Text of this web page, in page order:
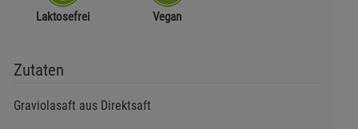
Laktosefrei Vegan
Zutaten
Graviolasaft aus Direktsaft